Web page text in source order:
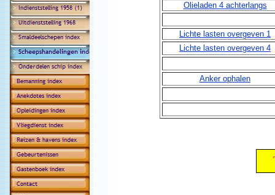
Olieladen 4 achterlangs
Lichte lasten overgeven 1
Lichte lasten overgeven 4
Anker ophalen